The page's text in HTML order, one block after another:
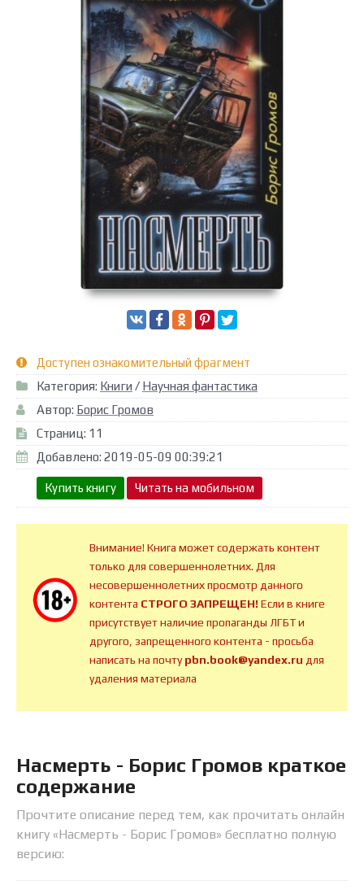
Доступен ознакомительный фрагмент
Категория: Книги / Научная фантастика
Автор: Борис Громов
Страниц: 11
Добавлено: 2019-05-09 00:39:21
Купить книгу Читать на мобильном
Внимание! Книга может содержать контент
только для совершеннолетних. Для
несовершеннолетних просмотр данного
контента СТРОГО ЗАПРЕЩЕН!Если в книге
присутствует наличие пропаганды ЛГБТ и
другого, запрещенного контента - просьба
написать на почтуpbn.book@yandex.ru для
удаления материала
Насмерть - Борис Громов краткое
содержание
Прочтите описание перед тем, как прочитать онлайн
книгу «Насмерть - Борис Громов» бесплатно полную
версию: